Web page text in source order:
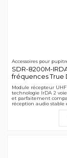
Accessoires pour
SDR-8200M-
fréquences True
Module récepteur UHF
technologie IrDA 2
et parfaitement
réception audio stable